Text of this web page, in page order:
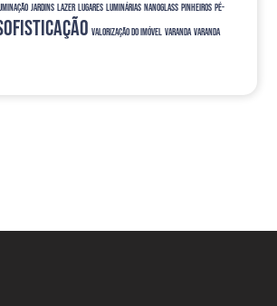
jardins lazer Lugares luminárias nanoglass Pinheiros pé-
valorização do imóvel varanda varanda